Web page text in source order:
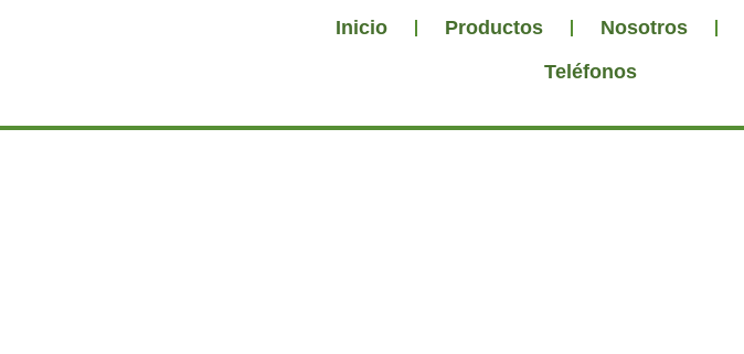
Inicio Productos Nosotros
Teléfonos